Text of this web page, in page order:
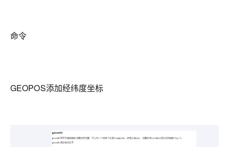
命令
GEOPOS添加经纬度坐标